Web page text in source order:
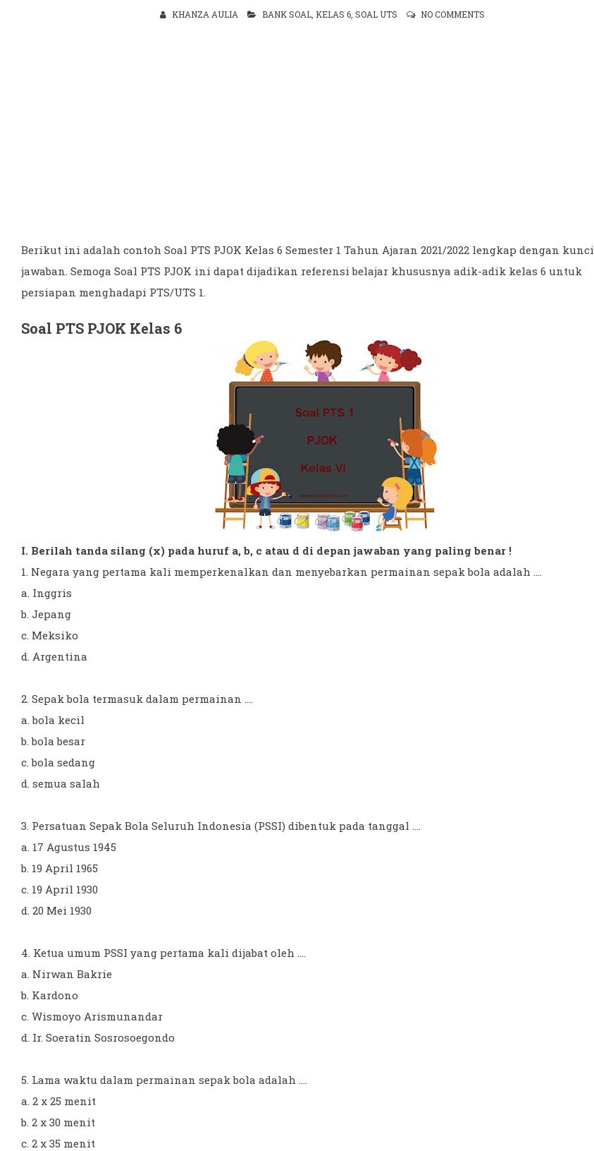
KHANZA AULIA BANK SOAL KELAS 6 ,SOAL UTS NO COMMENTS
Berikut ini adalah contoh Soal PTS PJOK Kelas 6 Semester 1 Tahun Ajaran 2021/2022 lengkap dengan kunci
jawaban. Semoga Soal PTS PJOK ini dapat dijadikan referensi belajar khususnya adik-adik kelas 6 untuk
persiapan menghadapi PTS/UTS 1.
Soal PTS PJOK Kelas 6
I. Berilah tanda silang (x) pada huruf a, b, c atau d di depan jawaban yang paling benar !
1. Negara yang pertama kali memperkenalkan dan menyebarkan permainan sepak bola adalah ....
a. Inggris
b. Jepang
c. Meksiko
d. Argentina
2. Sepak bola termasuk dalam permainan ....
a. bola kecil
b. bola besar
c. bola sedang
d. semua salah
3. Persatuan Sepak Bola Seluruh Indonesia (PSSI) dibentuk pada tanggal ....
a. 17 Agustus 1945
b. 19 April 1965
c. 19 April 1930
d. 20 Mei 1930
4. Ketua umum PSSI yang pertama kali dijabat oleh ....
a. Nirwan Bakrie
b. Kardono
c. Wismoyo Arismunandar
d. Ir. Soeratin Sosrosoegondo
5. Lama waktu dalam permainan sepak bola adalah ....
a. 2 x 25 menit
b. 2 x 30 menit
c. 2 x 35 menit